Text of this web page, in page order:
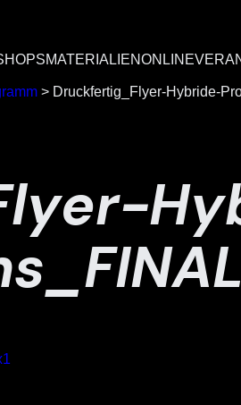
MATERIALIEN
> Druckfertig_Flyer-Hybride-